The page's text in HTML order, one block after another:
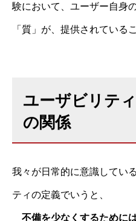
験において、ユーザー自身
「質」が、提供されている
ユーザビリテ
の関係
我々が日常的に意識してい
ティの定義でいうと、
不備を少なくするために